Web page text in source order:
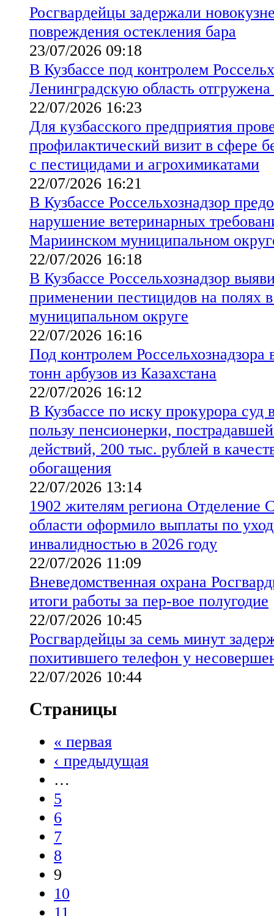
Росгвардейцы задержали
повреждения остекления бара
23/07/2026 09:18
В Кузбассе под контролем
Ленинградскую область
22/07/2026 16:23
Для кузбасского предприятия
профилактический визит в сфере
с пестицидами и агрохимикатами
22/07/2026 16:21
В Кузбассе Россельхознадзор
нарушение ветеринарных
Мариинском муниципальном
22/07/2026 16:18
В Кузбассе Россельхознадзор
применении пестицидов на полях
муниципальном округе
22/07/2026 16:16
Под контролем Россельхознадзора
тонн арбузов из Казахстана
22/07/2026 16:12
В Кузбассе по иску прокурора суд
пользу пенсионерки,
действий, 200 тыс. рублей в
обогащения
22/07/2026 13:14
1902 жителям региона Отделение
области оформило выплаты по
инвалидностью в 2026 году
22/07/2026 11:09
Вневедомственная охрана
итоги работы за пер-вое полугодие
22/07/2026 10:45
Росгвардейцы за семь минут
похитившего телефон у
22/07/2026 10:44
Страницы
« первая
‹ предыдущая
…
5
6
7
8
9
10
11